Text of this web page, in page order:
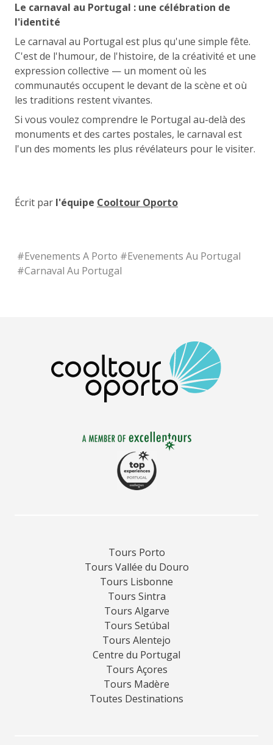
Le carnaval au Portugal : une célébration de
l'identité
Le carnaval au Portugal est plus qu'une simple fête.
C'est de l'humour, de l'histoire, de la créativité et une
expression collective — un moment où les
communautés occupent le devant de la scène et où
les traditions restent vivantes.
Si vous voulez comprendre le Portugal au-delà des
monuments et des cartes postales, le carnaval est
l'un des moments les plus révélateurs pour le visiter.
Écrit par l'équipe Cooltour Oporto
#Evenements A Porto #Evenements Au Portugal
#Carnaval Au Portugal
Tours Porto
Tours Vallée du Douro
Tours Lisbonne
Tours Sintra
Tours Algarve
Tours Setúbal
Tours Alentejo
Centre du Portugal
Tours Açores
Tours Madère
Toutes Destinations